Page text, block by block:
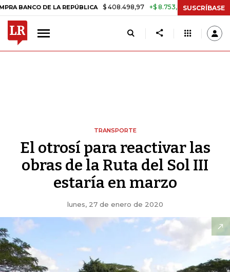
DE LA REPÚBLICA $ 408.498,97 +$ 8.753,81 +2,19% TASA DE
SUSCRÍBASE
TRANSPORTE
El otrosí para reactivar las
obras de la Ruta del Sol III
estaría en marzo
lunes, 27 de enero de 2020